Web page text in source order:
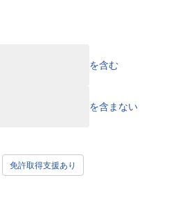
を含む
を含まない
免許取得支援あり